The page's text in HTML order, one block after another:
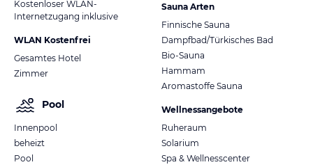
Kostenloser WLAN-
Internetzugang inklusive
WLAN Kostenfrei
Gesamtes Hotel
Zimmer
Pool
Innenpool
beheizt
Pool
Sauna Arten
Finnische Sauna
Dampfbad/Türkisches Bad
Bio-Sauna
Hammam
Aromastoffe Sauna
Wellnessangebote
Ruheraum
Solarium
Spa & Wellnesscenter